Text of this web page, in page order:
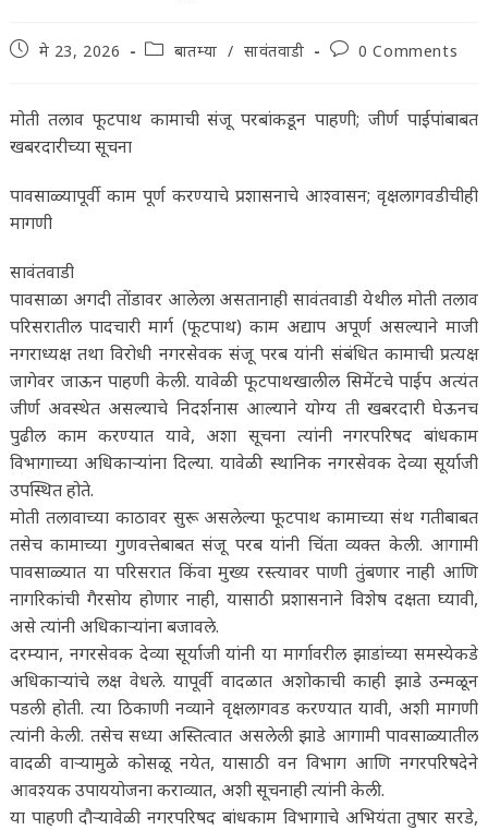
Postमे 23, 2026
Postबातम्या / सावंतवाडी
Post0 Comments
मोती तलाव फूटपाथ कामाची संजू परबांकडून पाहणी; जीर्ण पाईपांबाबत
खबरदारीच्या सूचना
पावसाळ्यापूर्वी काम पूर्ण करण्याचे प्रशासनाचे आश्वासन; वृक्षलागवडीचीही
मागणी
सावंतवाडी
पावसाळा अगदी तोंडावर आलेला असतानाही सावंतवाडी येथील मोती तलाव
परिसरातील पादचारी मार्ग (फूटपाथ) काम अद्याप अपूर्ण असल्याने माजी
नगराध्यक्ष तथा विरोधी नगरसेवक संजू परब यांनी संबंधित कामाची प्रत्यक्ष
जागेवर जाऊन पाहणी केली. यावेळी फूटपाथखालील सिमेंटचे पाईप अत्यंत
जीर्ण अवस्थेत असल्याचे निदर्शनास आल्याने योग्य ती खबरदारी घेऊनच
पुढील काम करण्यात यावे, अशा सूचना त्यांनी नगरपरिषद बांधकाम
विभागाच्या अधिकाऱ्यांना दिल्या. यावेळी स्थानिक नगरसेवक देव्या सूर्याजी
उपस्थित होते.
मोती तलावाच्या काठावर सुरू असलेल्या फूटपाथ कामाच्या संथ गतीबाबत
तसेच कामाच्या गुणवत्तेबाबत संजू परब यांनी चिंता व्यक्त केली. आगामी
पावसाळ्यात या परिसरात किंवा मुख्य रस्त्यावर पाणी तुंबणार नाही आणि
नागरिकांची गैरसोय होणार नाही, यासाठी प्रशासनाने विशेष दक्षता घ्यावी,
असे त्यांनी अधिकाऱ्यांना बजावले.
दरम्यान, नगरसेवक देव्या सूर्याजी यांनी या मार्गावरील झाडांच्या समस्येकडे
अधिकाऱ्यांचे लक्ष वेधले. यापूर्वी वादळात अशोकाची काही झाडे उन्मळून
पडली होती. त्या ठिकाणी नव्याने वृक्षलागवड करण्यात यावी, अशी मागणी
त्यांनी केली. तसेच सध्या अस्तित्वात असलेली झाडे आगामी पावसाळ्यातील
वादळी वाऱ्यामुळे कोसळू नयेत, यासाठी वन विभाग आणि नगरपरिषदेने
आवश्यक उपाययोजना कराव्यात, अशी सूचनाही त्यांनी केली.
या पाहणी दौऱ्यावेळी नगरपरिषद बांधकाम विभागाचे अभियंता तुषार सरडे,